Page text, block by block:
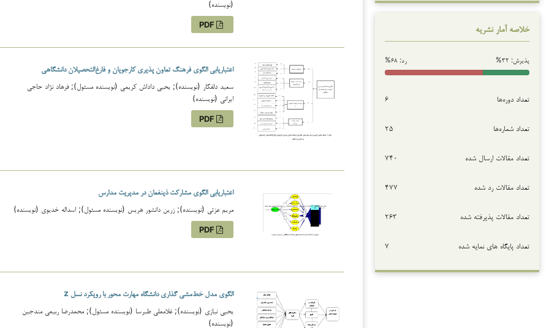
خلاصه آمار نشریه
پذیرش: ۳۲% رد: ۶۸%
تعداد دوره‌ها ۶
تعداد شماره‌ها ۲۵
تعداد مقالات ارسال شده ۷۴۰
تعداد مقالات رد شده ۴۷۷
تعداد مقالات پذیرفته شده ۲۶۳
تعداد پایگاه های نمایه شده ۷
(نویسنده)
اعتباریابی الگوی فرهنگ تعاون پذیری کارجویان و فارغ‌التحصیلان دانشگاهی
سعید دلفکار (نویسنده); یحیی داداش کریمی (نویسنده مسئول); فرهاد نژاد حاجی
ایرانی (نویسنده)
اعتباریابی الگوی مشارکت ذینفعان در مدیریت مدارس
مریم عزتی (نویسنده); زرین دانشور هریس (نویسنده مسئول); اسداله خدیوی (نویسنده)
الگوی مدل خط‌مشی گذاری دانشگاه مهارت محور با رویکرد نسل z
یحیی نیازی (نویسنده); غلامعلی طبرسا (نویسنده مسئول); محمدرضا ربیعی مندجین
(نویسنده)